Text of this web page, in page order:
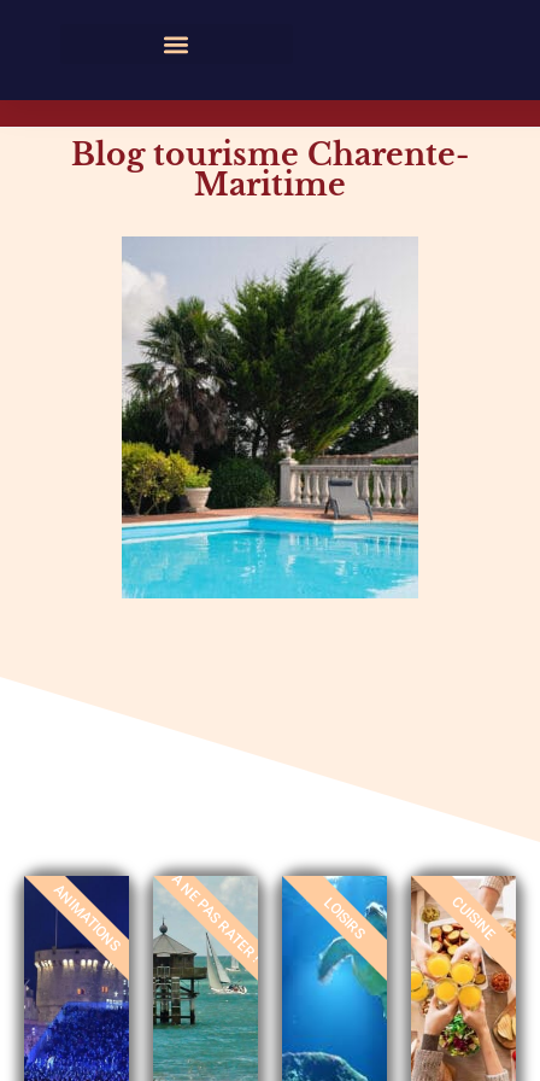
Blog tourisme Charente-
Maritime
ANIMATIONS À NE PAS RATER ! LOISIRS CUISINE